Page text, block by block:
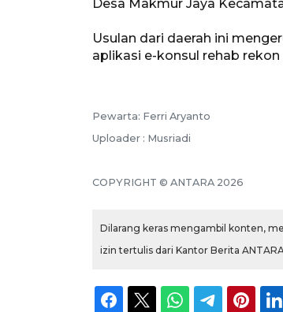
Desa Makmur Jaya
Usulan dari daerah ini
aplikasi e-konsul rehab
Pewarta: Ferri Aryanto
Uploader : Musriadi
COPYRIGHT © ANTARA 2026
Dilarang keras mengambil konten,
izin tertulis dari Kantor Berita